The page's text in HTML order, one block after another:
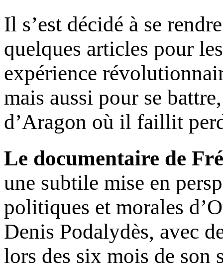
Il s’est décidé à se
quelques articles pour
expérience
mais aussi pour se
d’Aragon où il faillit
Le documentaire de
une subtile mise en
politiques et morales
Denis Podalydès, avec
lors des six mois de son